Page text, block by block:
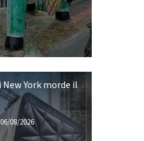
New York morde il
06/08/2026